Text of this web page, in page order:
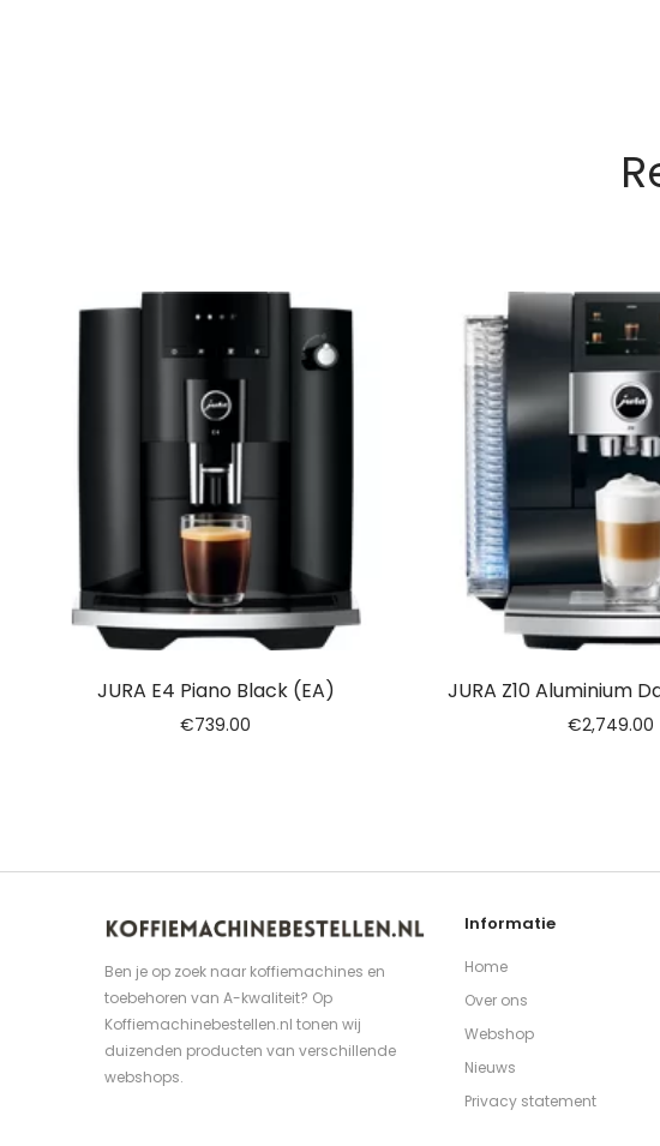
JURA E4 Piano Black (EA)
€739.00
JURA Z10 Aluminium
€2,749.00
Ben je op zoek naar koffiemachines en
toebehoren van A-kwaliteit? Op
Koffiemachinebestellen.nl tonen wij
duizenden producten van verschillende
webshops.
Informatie
Home
Over ons
Webshop
Nieuws
Privacy statement